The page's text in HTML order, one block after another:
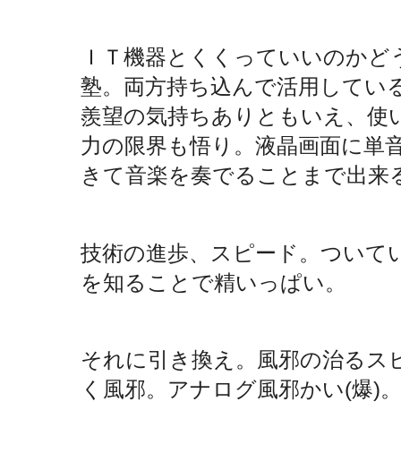
ＩＴ機器とくくっていいのか
塾。両方持ち込んで活用してい
羨望の気持ちありともいえ、使
力の限界も悟り。液晶画面に単
きて音楽を奏でることまで出来
技術の進歩、スピード。ついて
を知ることで精いっぱい。
それに引き換え。風邪の治るス
く風邪。アナログ風邪かい(爆)。